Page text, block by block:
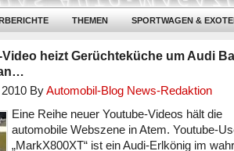
THEMEN SPORTWAGEN &
heizt Gerüchteküche um Audi
ByAutomobil-Blog News-Redaktion
Eine Reihe neuer Youtube-Videos hält die
automobile Webszene in Atem. Youtube-
„MarkX800XT“ ist ein Audi-Erlkönig im